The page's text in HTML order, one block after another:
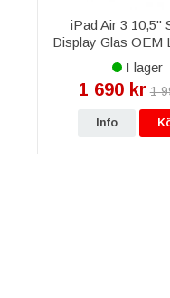
iPad Air 3 10,5"
Display Glas OEM
I lager
1 690 kr 1
Info